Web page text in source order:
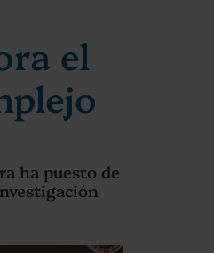
el
ha puesto de